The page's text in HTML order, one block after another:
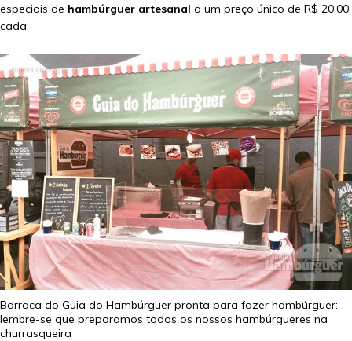
especiais de hambúrguer artesanal a um preço único de R$ 20,00
cada:
Barraca do Guia do Hambúrguer pronta para fazer hambúrguer:
lembre-se que preparamos todos os nossos hambúrgueres na
churrasqueira